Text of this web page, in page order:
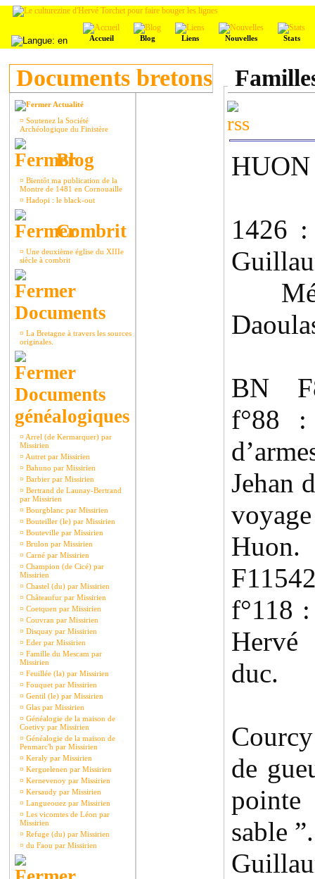
Accueil Blog Liens Nouvelles Stats
Documents bretons
Actualité
¤ Soutenez la Société
Archéologique du Finistère
Blog
¤ Bientôt ma publication de la
Montre de 1481 en Cornouaille
¤ Hadopi : le black-out
Combrit
¤ Une deuxième église du XIIIe
siècle à combrit
Documents
¤ La Bretagne à travers les sources
originales.
Documents
généalogiques
¤ Arrel (de Kermarquer) par
Missirien
¤ Autret par Missirien
¤ Bahuno par Missirien
¤ Barbier par Missirien
¤ Bertrand de Launay-Bertrand
par Missirien
¤ Bourgblanc par Missirien
¤ Bouteiller (le) par Missirien
¤ Bouteville par Missirien
¤ Brulon par Missirien
¤ Carné par Missirien
¤ Champion (de Cicé) par
Missirien
¤ Chastel (du) par Missirien
¤ Châteaufur par Missirien
¤ Coetquen par Missirien
¤ Couvran par Missirien
¤ Disquay par Missirien
¤ Eder par Missirien
¤ Famille du Mescam par
Missirien
¤ Feuillée (la) par Missirien
¤ Fouquet par Missirien
¤ Gentil (le) par Missirien
¤ Glas par Missirien
¤ Généalogie de la maison de
Coetivy par Missirien
¤ Généalogie de la maison de
Penmarc'h par Missirien
¤ Keraly par Missirien
¤ Kerguelenen par Missirien
¤ Kernevenoy par Missirien
¤ Kersaudy par Missirien
¤ Langueouez par Missirien
¤ Les vicomtes de Léon par
Missirien
¤ Refuge (du) par Missirien
¤ du Faou par Missirien
1426
BN
f°88
Jehan
Huon.
f°118
duc.
de
sable ”.